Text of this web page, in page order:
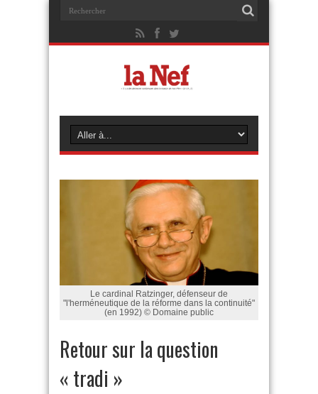
Le cardinal Ratzinger, défenseur de
"l'herméneutique de la réforme dans la continuité"
(en 1992) © Domaine public
Retour sur la question
« tradi »